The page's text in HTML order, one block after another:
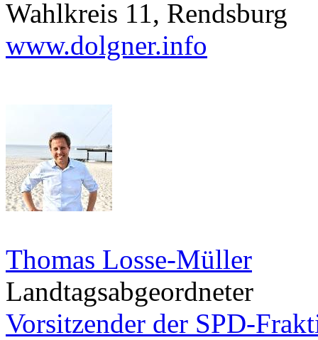
Wahlkreis 11, Rendsburg
www.dolgner.info
Thomas Losse-Müller
Landtagsabgeordneter
Vorsitzender der SPD-